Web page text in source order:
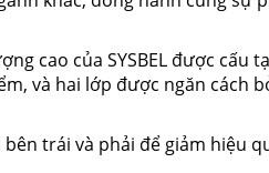
cao của SYSBEL được cấu
và hai lớp được ngăn cách
trái và phải để giảm hiệu